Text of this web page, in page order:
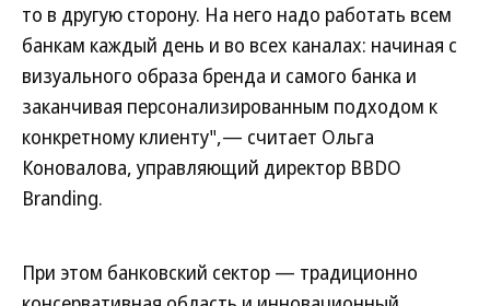
то в другую сторону. На него надо работать всем
банкам каждый день и во всех каналах: начиная с
визуального образа бренда и самого банка и
заканчивая персонализированным подходом к
конкретному клиенту",— считает Ольга
Коновалова, управляющий директор BBDO
Branding.
При этом банковский сектор — традиционно